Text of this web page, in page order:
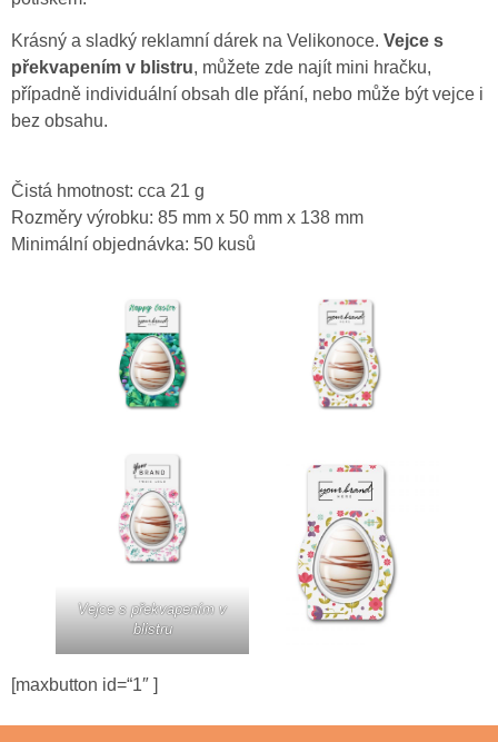
Krásný a sladký reklamní dárek na Velikonoce. Vejce s
překvapením v blistru, můžete zde najít mini hračku,
případně individuální obsah dle přání, nebo může být vejce i
bez obsahu.
Čistá hmotnost: cca 21 g
Rozměry výrobku: 85 mm x 50 mm x 138 mm
Minimální objednávka: 50 kusů
Vejce s překvapením v
blistru
[maxbutton id=“1″ ]